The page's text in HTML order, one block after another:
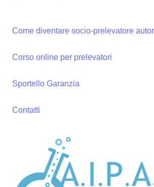
Come diventare socio-prelevatore
Corso online per prelevatori
Sportello Garanzia
Contatti